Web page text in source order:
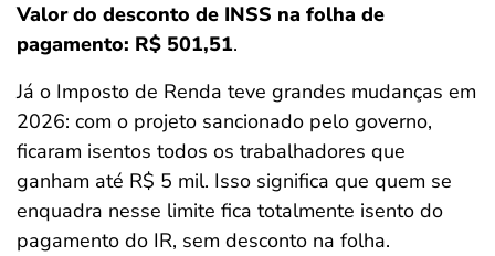
Valor do desconto de INSS na folha de
pagamento: R$ 501,51.
Já o Imposto de Renda teve grandes mudanças em
2026: com o projeto sancionado pelo governo,
ficaram isentos todos os trabalhadores que
ganham até R$ 5 mil. Isso significa que quem se
enquadra nesse limite fica totalmente isento do
pagamento do IR, sem desconto na folha.